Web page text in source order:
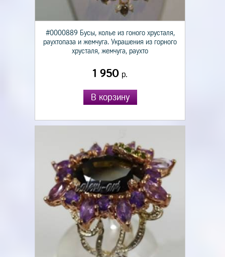
#0000889 Бусы, колье из гоного хрусталя,
раухтопаза и жемчуга. Украшения из горного
хрусталя, жемчуга, раухто
1 950 р.
В корзину